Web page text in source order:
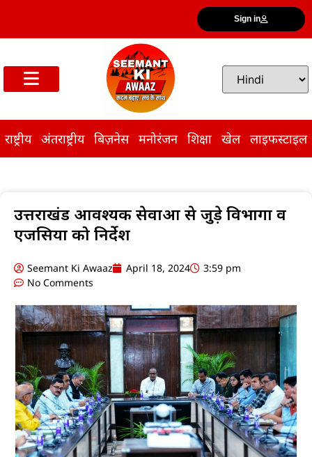
Sign in
राष्ट्रीय अंतराष्ट्रीय बिज़नेस मनोरंजन शिक्षा खेल लाइफस्टाइल
उत्तराखंड आवश्यक सेवाओं से जुड़े विभागों व
एजेंसियों को निर्देश
Seemant Ki Awaaz April 18, 2024
3:59 pm
No Comments